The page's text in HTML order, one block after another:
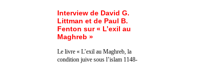
Interview de David G.
Littman et de Paul B.
Fenton sur « L’exil au
Maghreb »
Le livre « L’exil au Maghreb, la
condition juive sous l’islam 1148-